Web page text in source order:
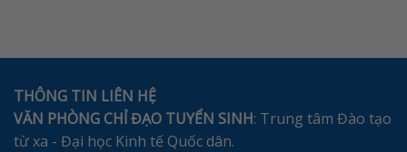
THÔNG TIN LIÊN HỆ
VĂN PHÒNG CHỈ ĐẠO TUYỂN SINH: Trung tâm Đào tạo
từ xa - Đại học Kinh tế Quốc dân.